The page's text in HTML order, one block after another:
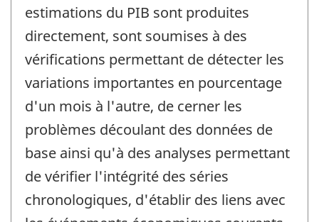
estimations du PIB sont produites
directement, sont soumises à des
vérifications permettant de détecter les
variations importantes en pourcentage
d'un mois à l'autre, de cerner les
problèmes découlant des données de
base ainsi qu'à des analyses permettant
de vérifier l'intégrité des séries
chronologiques, d'établir des liens avec